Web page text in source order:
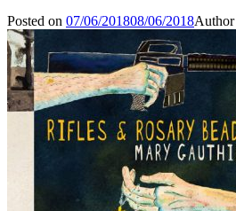
Posted on 07/06/201808/06/2018Author